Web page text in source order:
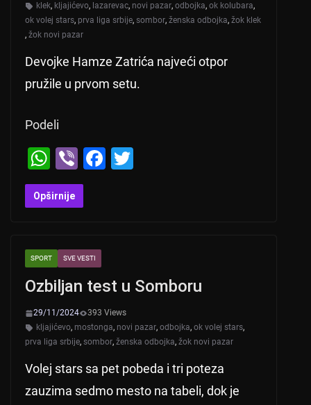
klek, kljajićevo, lazarevac, novi pazar, odbojka, ok kolubara,
ok volej stars, prva liga srbije, sombor, ženska odbojka, žok klek
, žok novi pazar
Devojke Hamze Zatrića najveći otpor
pružile u prvom setu.
Podeli
W
h
at
A
p
p
Vi
b
er
F
o
k
Opširnije
SPORT SVE VESTI
Ozbiljan test u Somboru
29/11/2024
393 Views
kljajićevo, mostonga, novi pazar, odbojka, ok volej stars,
prva liga srbije, sombor, ženska odbojka, žok novi pazar
Volej stars sa pet pobeda i tri poteza
zauzima sedmo mesto na tabeli, dok je